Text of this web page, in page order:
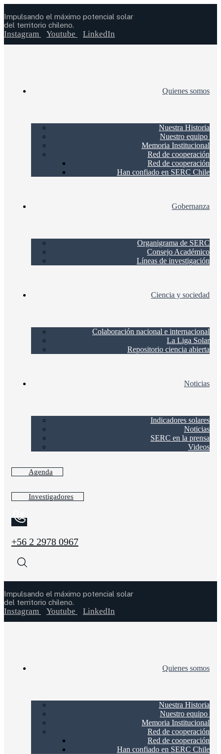
Impulsando el máximo potencial solar
del territorio chileno.
Instagram Youtube LinkedIn
Quienes somos
Nuestra Historia
Nuestro equipo
Memoria Institucional
Red de cooperación
Red de cooperación
Han confiado en SERC Chile
Gobernanza
Organigrama de SERC
Consejo Académico
Líneas de investigación
Ciencia y sociedad
Colaboración nacional e internacional
La Liga Solar
Repositorio ciencia abierta
Noticias
Indicadores solares
Noticias
SERC en la prensa
Videos
Agenda
Investigadores
+56 2 2978 0967
Impulsando el máximo potencial solar
del territorio chileno.
Instagram Youtube LinkedIn
Quienes somos
Nuestra Historia
Nuestro equipo
Memoria Institucional
Red de cooperación
Red de cooperación
Han confiado en SERC Chile